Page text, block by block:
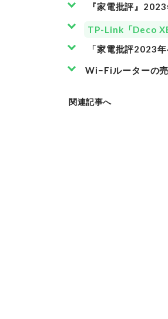
『家電批評』
TP-Link「Deco
「家電批評2023
Wi−Fiルーターの
関連記事へ